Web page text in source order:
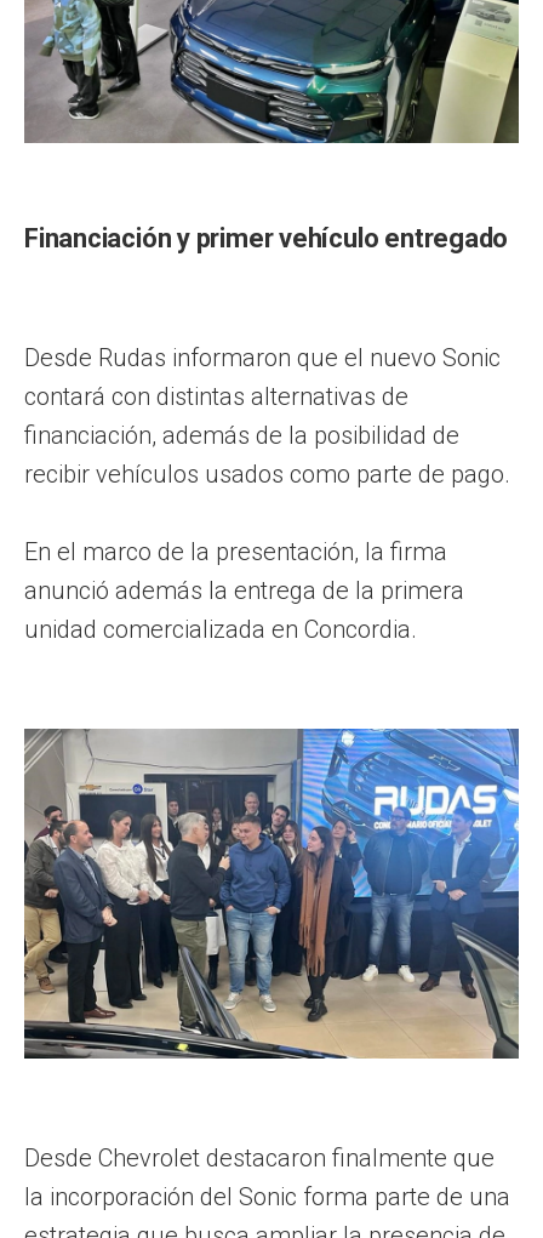
Financiación y primer vehículo entregado
Desde Rudas informaron que el nuevo Sonic
contará con distintas alternativas de
financiación, además de la posibilidad de
recibir vehículos usados como parte de pago.
En el marco de la presentación, la firma
anunció además la entrega de la primera
unidad comercializada en Concordia.
Desde Chevrolet destacaron finalmente que
la incorporación del Sonic forma parte de una